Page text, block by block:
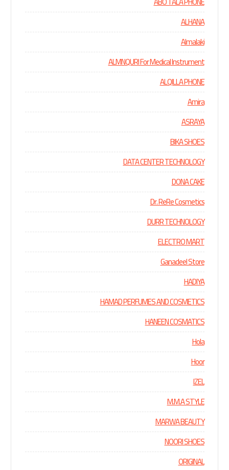
ALHANA
Almalaki
ALMNQURI For Medical Instrument
ALQILLA PHONE
Amira
ASRAYA
BIKA SHOES
DATA CENTER TECHNOLOGY
DONA CAKE
Dr. ReRe Cosmetics
DURR TECHNOLOGY
ELECTRO MART
Ganadeel Store
HADIYA
HAMAD PERFUMES AND COSMETICS
HANEEN COSMATICS
Hola
Hoor
IZEL
M.M.A STYLE
MARWA BEAUTY
NOORI SHOES
ORIGINAL